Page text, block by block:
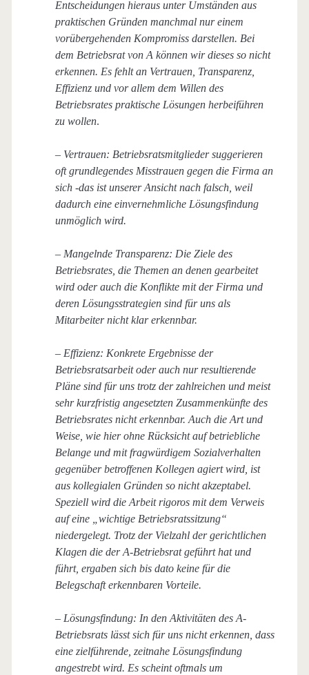
Entscheidungen hieraus unter Umständen aus
praktischen Gründen manchmal nur einem
vorübergehenden Kompromiss darstellen. Bei
dem Betriebsrat von A können wir dieses so nicht
erkennen. Es fehlt an Vertrauen, Transparenz,
Effizienz und vor allem dem Willen des
Betriebsrates praktische Lösungen herbeiführen
zu wollen.
– Vertrauen: Betriebsratsmitglieder suggerieren
oft grundlegendes Misstrauen gegen die Firma an
sich -das ist unserer Ansicht nach falsch, weil
dadurch eine einvernehmliche Lösungsfindung
unmöglich wird.
– Mangelnde Transparenz: Die Ziele des
Betriebsrates, die Themen an denen gearbeitet
wird oder auch die Konflikte mit der Firma und
deren Lösungsstrategien sind für uns als
Mitarbeiter nicht klar erkennbar.
– Effizienz: Konkrete Ergebnisse der
Betriebsratsarbeit oder auch nur resultierende
Pläne sind für uns trotz der zahlreichen und meist
sehr kurzfristig angesetzten Zusammenkünfte des
Betriebsrates nicht erkennbar. Auch die Art und
Weise, wie hier ohne Rücksicht auf betriebliche
Belange und mit fragwürdigem Sozialverhalten
gegenüber betroffenen Kollegen agiert wird, ist
aus kollegialen Gründen so nicht akzeptabel.
Speziell wird die Arbeit rigoros mit dem Verweis
auf eine „wichtige Betriebsratssitzung“
niedergelegt. Trotz der Vielzahl der gerichtlichen
Klagen die der A-Betriebsrat geführt hat und
führt, ergaben sich bis dato keine für die
Belegschaft erkennbaren Vorteile.
– Lösungsfindung: In den Aktivitäten des A-
Betriebsrats lässt sich für uns nicht erkennen, dass
eine zielführende, zeitnahe Lösungsfindung
angestrebt wird. Es scheint oftmals um